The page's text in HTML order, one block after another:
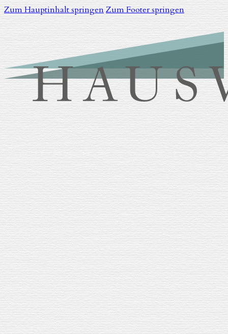
Zum Hauptinhalt springenZum Footer springen